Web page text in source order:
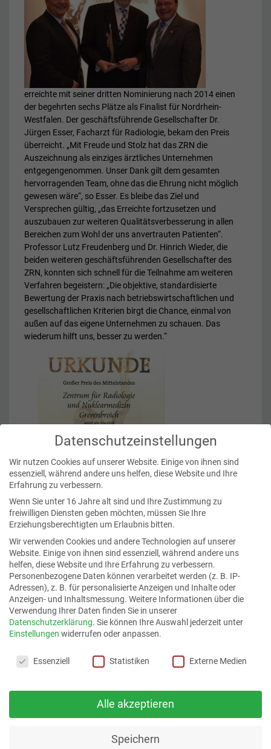
erreichte mit seiner dritten Nominierung nach 2014 einen
der begehrten sechs Plätze als Finalist für Nordrhein-
Westfalen. Der geschäftsführende Gesellschafter Dr.
Jürgen Esser, Facharzt für Radiologie, bekam den Preis
überreicht. „Mit Freude und Stolz hat das ZRN die
Auszeichnung als einziges ärztliches Unternehmen
entgegengenommen. Unser Dank gilt dem gesamten
hervorragenden Team, ohne das die Ehrung nicht möglich
gewesen wäre“, so Esser. Es bleibe das Ziel und
Versprechen gültig, „das Erreichte fortzusetzen und
auszubauen zur weiteren Qualitätsverbesserung in allen
Bereichen zum Wohl der uns anvertrauten Patienten“.
Professor Lutz Freudenberg und Dr. Hinrich Wieder, die
beiden weiteren geschäftsführenden Gesellschafter des
ZRN, konnten sich schnell für die Teilnahme am weiteren
Verfahren begeistern: „Die objektive, standardisierte
Bewertung der Praxis nach betriebswirtschaftlichen und
gesellschaftlichen Kriterien birgt die Chance, einmal von
außen auf das eigene Unternehmen zu schauen. Das
wiederum hilft uns, besser zu werden.“
Die Oskar-Patzelt-
Stiftung zeichnet Betriebe und Kommunen aus, die sich
besonders für eine Kultur der Selbständigkeit, für
unternehmerische Verantwortung sowie für die Förderung
des Mittelstands engagieren. Geehrt wurden jetzt die
besten mittelständischen Unternehmen aus Bremen,
Niedersachsen, Hamburg, Rheinland-Pfalz, dem Saarland,
Schleswig-Holstein und Nordrhein-Westfalen. Insgesamt
689 Unternehmen erreichten die Jury-Liste.
Mittelstandspreis
Datenschutzeinstellungen
Wir nutzen Cookies auf unserer Website. Einige von ihnen sind
essenziell, während andere uns helfen, diese Website und Ihre
Erfahrung zu verbessern.
Wenn Sie unter 16 Jahre alt sind und Ihre Zustimmung zu
freiwilligen Diensten geben möchten, müssen Sie Ihre
Erziehungsberechtigten um Erlaubnis bitten.
Wir verwenden Cookies und andere Technologien auf unserer
Website. Einige von ihnen sind essenziell, während andere uns
helfen, diese Website und Ihre Erfahrung zu verbessern.
Personenbezogene Daten können verarbeitet werden (z. B. IP-
Adressen), z. B. für personalisierte Anzeigen und Inhalte oder
Anzeigen- und Inhaltsmessung. Weitere Informationen über die
Verwendung Ihrer Daten finden Sie in unserer
Datenschutzerklärung. Sie können Ihre Auswahl jederzeit unter
Einstellungen widerrufen oder anpassen.
Essenziell
Statistiken Externe Medien
Alle akzeptieren
Speichern